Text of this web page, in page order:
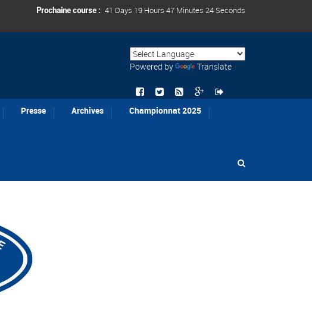
Prochaine course : 41 Days 19 Hours 47 Minutes 24 Seconds
Powered by Translate
Presse Archives Championnat 2025